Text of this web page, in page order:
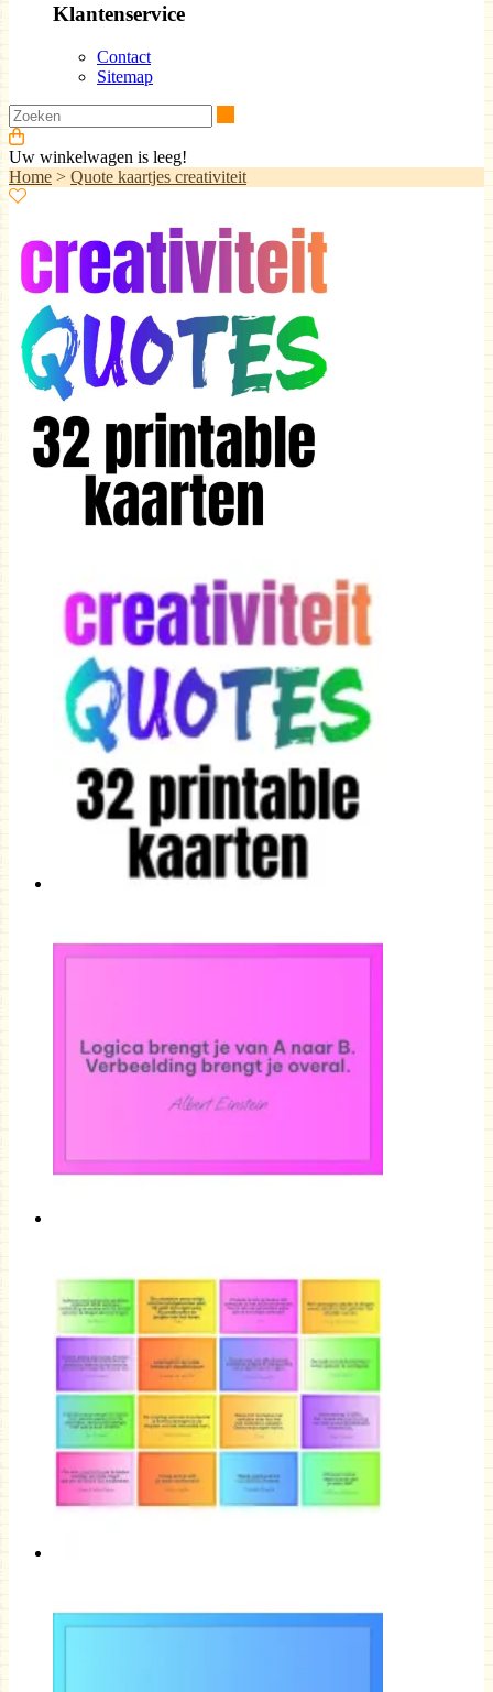
Klantenservice
Contact
Sitemap
Uw winkelwagen is leeg!
Home > Quote kaartjes creativiteit